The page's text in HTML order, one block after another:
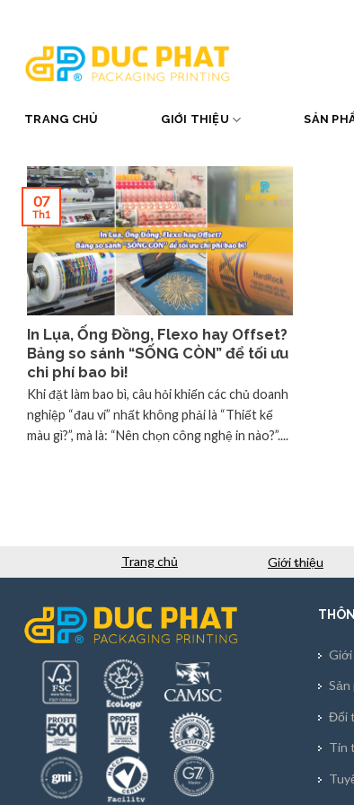
content
TRANG CHỦ GIỚI THIỆU SẢN
In Lụa, Ống Đồng, Flexo hay Offset?
Bảng so sánh “SỐNG CÒN” để tối ưu
chi phí bao bì!
Khi đặt làm bao bì, câu hỏi khiến các chủ doanh
nghiệp “đau ví” nhất không phải là “Thiết kế
màu gì?”, mà là: “Nên chọn công nghệ in nào?”....
07
Th1
Trang chủ Giới thiệu
Sản
Đối
Tin